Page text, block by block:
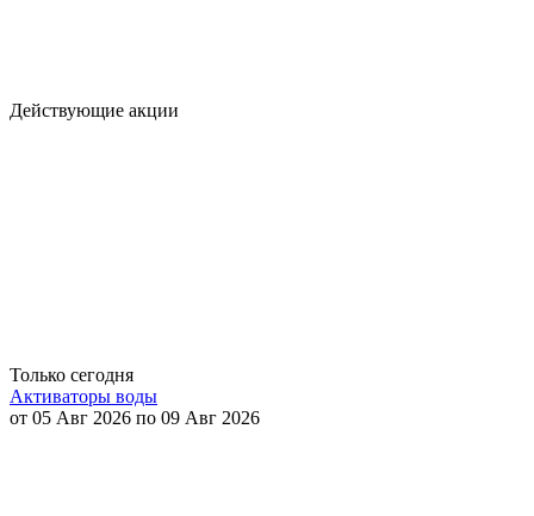
Действующие акции
Только сегодня
Активаторы воды
от 05 Авг 2026 по 09 Авг 2026